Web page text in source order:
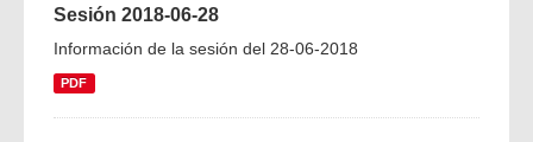
Sesión 2018-06-28
Información de la sesión del 28-06-2018
PDF